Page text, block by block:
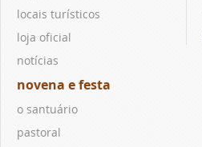
locais turísticos
loja oficial
notícias
novena e festa
o santuário
pastoral